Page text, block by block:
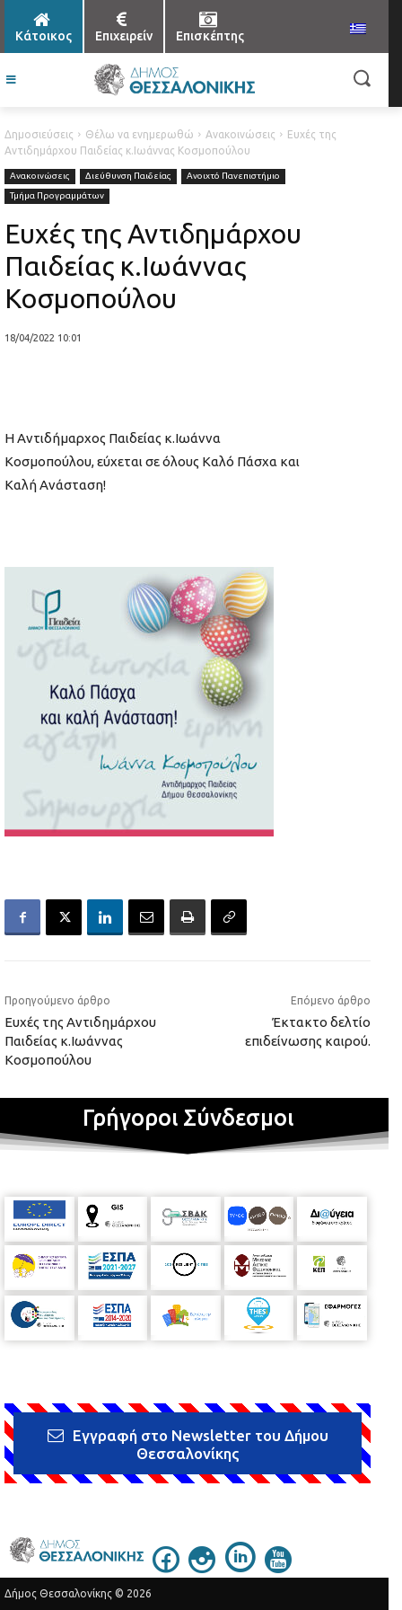
Κάτοικος Επιχειρείν Επισκέπτης
Δημοσιεύσεις Θέλω να ενημερωθώ Ανακοινώσεις
Ευχές της
Αντιδημάρχου Παιδείας κ.Ιωάννας Κοσμοπούλου
Ανακοινώσεις Διεύθυνση Παιδείας
Ανοιχτό Πανεπιστήμιο
Τμήμα Προγραμμάτων
Ευχές της Αντιδημάρχου
Παιδείας κ.Ιωάννας
Κοσμοπούλου
18/04/2022 10:01
Η Αντιδήμαρχος Παιδείας κ.Ιωάννα
Κοσμοπούλου, εύχεται σε όλους Καλό Πάσχα και
Καλή Ανάσταση!
Προηγούμενο άρθρο
Ευχές της Αντιδημάρχου
Παιδείας κ.Ιωάννας
Κοσμοπούλου
Επόμενο άρθρο
Έκτακτο δελτίο
επιδείνωσης καιρού.
Γρήγοροι Σύνδεσμοι
Εγγραφή στο Newsletter του Δήμου
Θεσσαλονίκης
Δήμος Θεσσαλονίκης © 2026